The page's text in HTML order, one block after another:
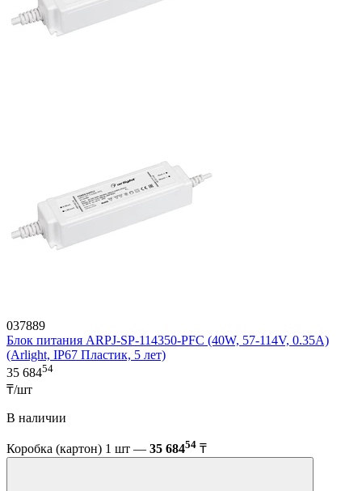
037889
Блок питания ARPJ-SP-114350-PFC (40W, 57-114V, 0.35A)
(Arlight, IP67 Пластик, 5 лет)
35 68454
₸/шт
В наличии
Коробка (картон) 1 шт — 35 68454 ₸